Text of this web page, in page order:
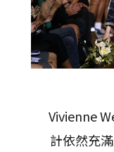
Vivienne
計依然充